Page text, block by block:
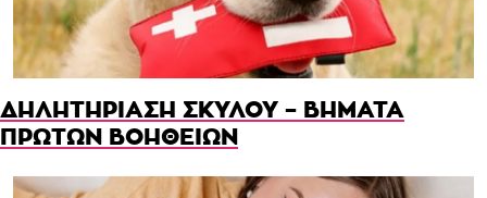
ΔΗΛΗΤΗΡΙΑΣΗ ΣΚΥΛΟΥ – ΒΗΜΑΤΑ
ΠΡΩΤΩΝ ΒΟΗΘΕΙΩΝ